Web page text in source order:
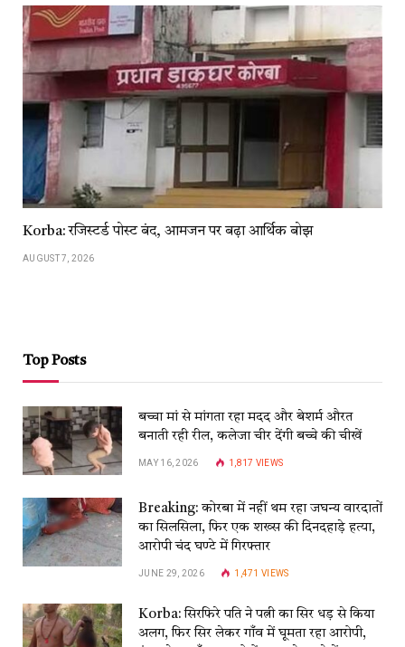
Korba: रजिस्टर्ड पोस्ट बंद, आमजन पर बढ़ा आर्थिक बोझ
AUGUST 7, 2026
Top Posts
बच्चा मां से मांगता रहा मदद और बेशर्म औरत
बनाती रही रील, कलेजा चीर देंगी बच्चे की चीखें
MAY 16, 2026 1,817 VIEWS
Breaking: कोरबा में नहीं थम रहा जघन्य वारदातों
का सिलसिला, फिर एक शख्स की दिनदहाड़े हत्या,
आरोपी चंद घण्टे में गिरफ्तार
JUNE 29, 2026 1,471VIEWS
Korba: सिरफिरे पति ने पत्नी का सिर धड़ से किया
अलग, फिर सिर लेकर गाँव में घूमता रहा आरोपी,